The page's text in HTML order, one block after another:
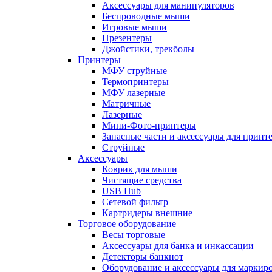
Аксессуары для манипуляторов
Беспроводные мыши
Игровые мыши
Презентеры
Джойстики, трекболы
Принтеры
МФУ струйные
Термопринтеры
МФУ лазерные
Матричные
Лазерные
Мини-Фото-принтеры
Запасные части и аксессуары для
Струйные
Аксессуары
Коврик для мыши
Чистящие средства
USB Hub
Сетевой фильтр
Картридеры внешние
Торговое оборудование
Весы торговые
Аксессуары для банка и инкассации
Детекторы банкнот
Оборудование и аксессуары для